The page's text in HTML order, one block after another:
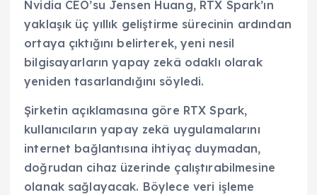
Nvidia CEO’su Jensen Huang, RTX Spark’ın
yaklaşık üç yıllık geliştirme sürecinin ardından
ortaya çıktığını belirterek, yeni nesil
bilgisayarların yapay zekâ odaklı olarak
yeniden tasarlandığını söyledi.
Şirketin açıklamasına göre RTX Spark,
kullanıcıların yapay zekâ uygulamalarını
internet bağlantısına ihtiyaç duymadan,
doğrudan cihaz üzerinde çalıştırabilmesine
olanak sağlayacak. Böylece veri işleme